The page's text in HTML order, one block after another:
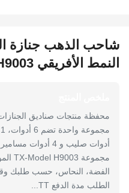
شاحب الذهب جنازة
النمط الأفريقي H9003 تخصيص
محفظة منتجات صناديق
الطلب مدة الدفع TT...